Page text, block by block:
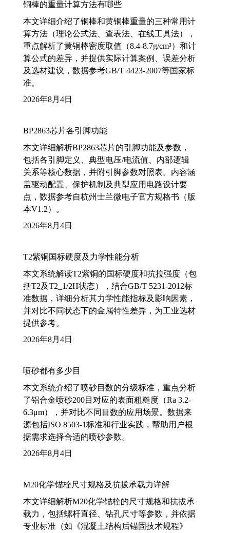
铜棒的重量计算方法有哪些
本文详细介绍了铜棒和黄铜棒重量的三种常用计
算方法（理论公式法、查表法、在线工具法），
重点解析了黄铜棒密度取值（8.4-8.7g/cm³）和计
算公式的差异，并提供实际计算案例、误差分析
及选材建议，数据参考GB/T 4423-2007等国家标
准。
2026年8月4日
BP2863芯片各引脚功能
本文详细解析BP2863芯片的引脚功能及参数，
包括各引脚定义、典型电压/电流值、内部逻辑
关系等核心数据，并附引脚参数对照表。内容涵
盖驱动配置、保护机制及典型应用电路设计要
点，数据参考自杭州士兰微电子官方规格书（版
本V1.2）。
2026年8月4日
T2紫铜国标硬度及力学性能分析
本文系统解读T2紫铜的国标硬度和抗拉强度（包
括T2及T2_1/2H状态），结合GB/T 5231-2012标
准数据，详细分析其力学性能指标及影响因素，
并对比不同状态下的金属特性差异，为工业选材
提供参考。
2026年8月4日
喷砂都有多少目
本文系统介绍了喷砂目数的分级标准，重点分析
了铝合金喷砂200目对应的表面粗糙度（Ra 3.2-
6.3μm），并对比不同目数的应用场景。数据来
源包括ISO 8503-1标准和行业实践，帮助用户根
据需求选择合适的喷砂参数。
2026年8月4日
M20化学锚栓尺寸规格及抗拔承载力详解
本文详细解析M20化学锚栓的尺寸规格和抗拔承
载力，包括螺杆直径、钻孔尺寸等参数，并依据
专业标准（如《混凝土结构后锚固技术规程》